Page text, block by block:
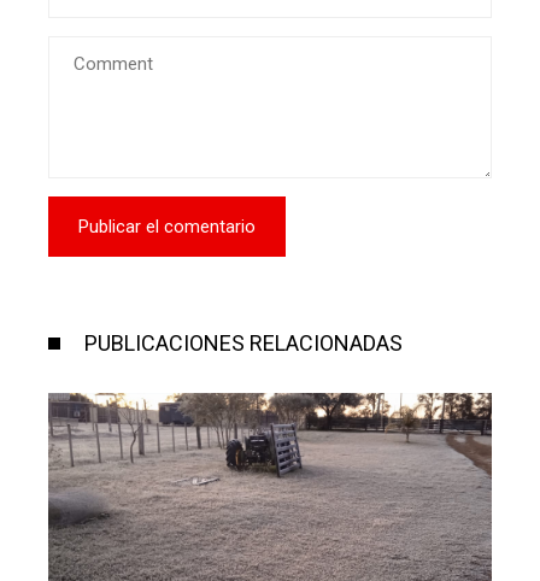
PUBLICACIONES RELACIONADAS